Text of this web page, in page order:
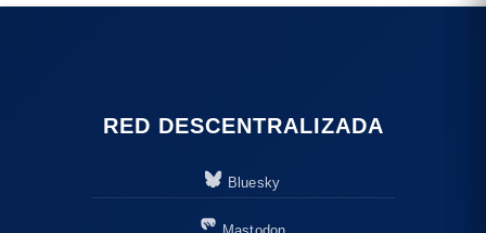
RED DESCENTRALIZADA
Bluesky